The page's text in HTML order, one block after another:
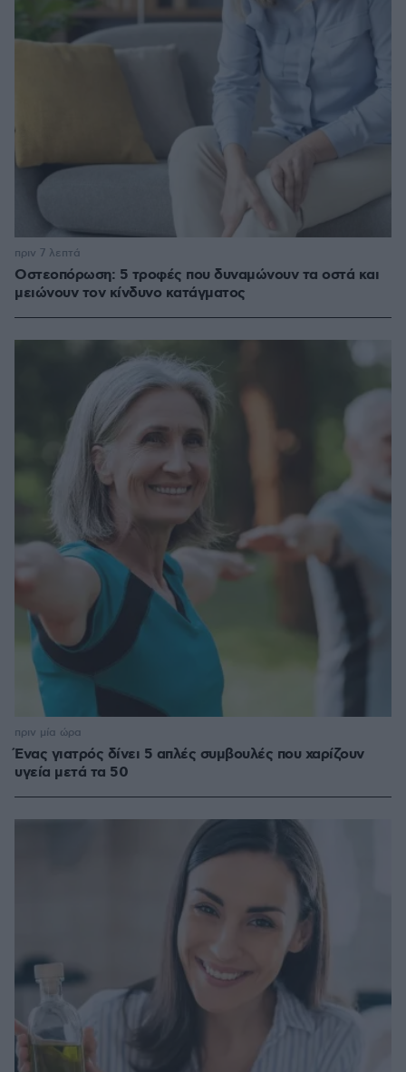
Οστεοπόρωση: 5 τροφές που δυναμώνουν τα οστά και
μειώνουν τον κίνδυνο κατάγματος
πριν 7 λεπτά
Ένας γιατρός δίνει 5 απλές συμβουλές που χαρίζουν
υγεία μετά τα 50
πριν μία ώρα